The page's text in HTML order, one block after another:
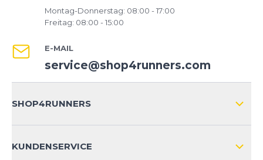
Montag-Donnerstag: 08:00 - 17:00
Freitag: 08:00 - 15:00
E-MAIL
service@shop4runners.com
SHOP4RUNNERS
KUNDENSERVICE